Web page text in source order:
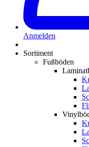
Anmelden
Sortiment
Fußböden